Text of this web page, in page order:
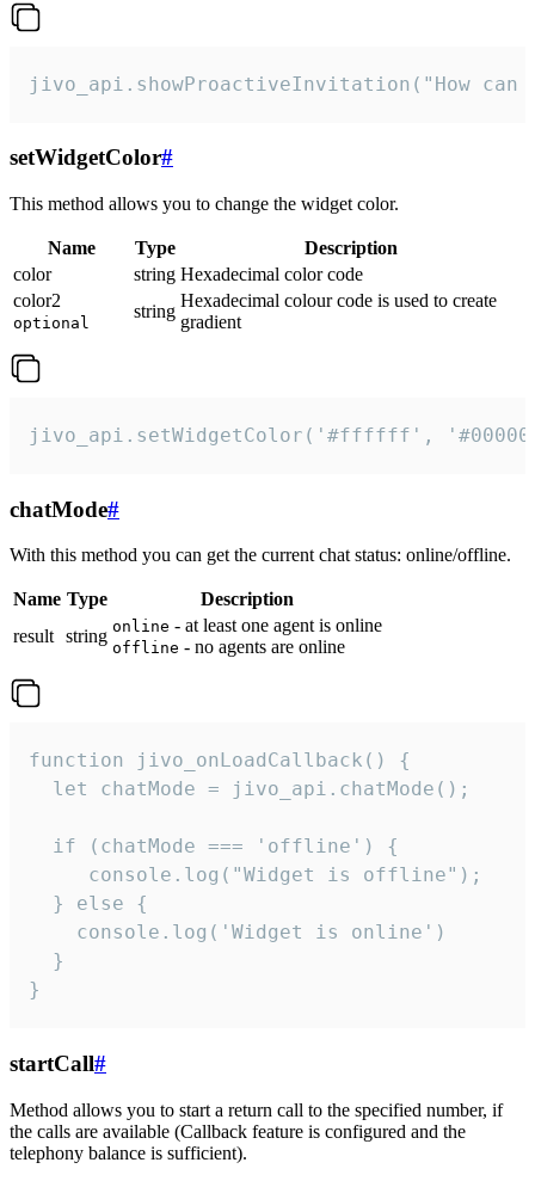
jivo_api.showProactiveInvitation("How
setWidgetColor#
This method allows you to change the widget color.
Name Type
Description
color
string Hexadecimal color code
color2
optional
string
Hexadecimal colour code is used to create
gradient
jivo_api.setWidgetColor('#ffffff',
chatMode#
With this method you can get the current chat status: online/offline.
Name Type
Description
result string online - at least one agent is online
offline - no agents are online
function jivo_onLoadCallback() {
  let chatMode = jivo_api.chatMode();
  if (chatMode === 'offline') {
     console.log("Widget is offline");
  } else {
    console.log('Widget is online')
  }
}
startCall#
Method allows you to start a return call to the specified number, if
the calls are available (Callback feature is configured and the
telephony balance is sufficient).